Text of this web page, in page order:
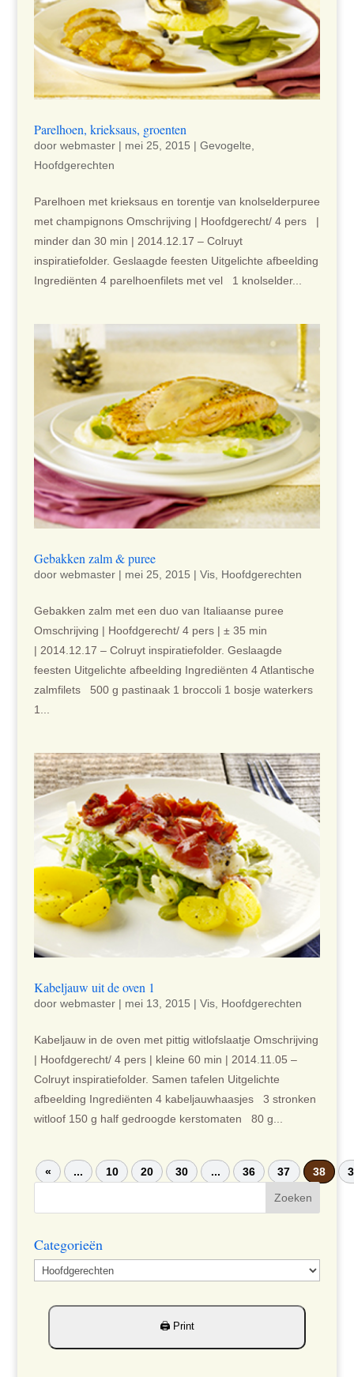
Parelhoen, krieksaus, groenten
door webmaster| mei 25, 2015 | Gevogelte
Hoofdgerechten
Parelhoen met krieksaus en torentje van knolselderpuree
met champignons Omschrijving | Hoofdgerecht/ 4 pers |
minder dan 30 min | 2014.12.17 – Colruyt
inspiratiefolder. Geslaagde feesten Uitgelichte afbeelding
Ingrediënten 4 parelhoenfilets met vel 1 knolselder...
Gebakken zalm & puree
door webmaster| mei 25, 2015 | Vis, Hoofdgerechten
Gebakken zalm met een duo van Italiaanse puree
Omschrijving | Hoofdgerecht/ 4 pers | ± 35 min
| 2014.12.17 – Colruyt inspiratiefolder. Geslaagde
feesten Uitgelichte afbeelding Ingrediënten 4 Atlantische
zalmfilets 500 g pastinaak 1 broccoli 1 bosje waterkers
1...
Kabeljauw uit de oven 1
door webmaster| mei 13, 2015 | Vis, Hoofdgerechten
Kabeljauw in de oven met pittig witlofslaatje Omschrijving
| Hoofdgerecht/ 4 pers | kleine 60 min | 2014.11.05 –
Colruyt inspiratiefolder. Samen tafelen Uitgelichte
afbeelding Ingrediënten 4 kabeljauwhaasjes 3 stronken
witloof 150 g half gedroogde kerstomaten 80 g...
« ... 10 20 30 ... 36 37 38
Categorieën
Categorieën